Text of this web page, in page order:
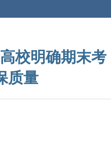
校明确期末考
质量